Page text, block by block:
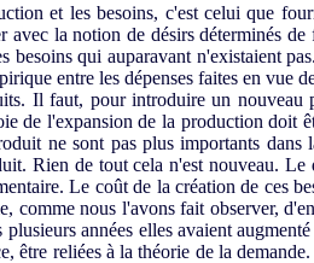
et les besoins, c'est celui que
avec la notion de désirs déterminés
besoins qui auparavant n'existaient
entre les dépenses faites en vue
Il faut, pour introduire un nouveau
de l'expansion de la production doit
ne sont pas plus importants dans
Rien de tout cela n'est nouveau.
Le coût de la création de ces
comme nous l'avons fait observer,
années elles avaient
être reliées à la théorie de la